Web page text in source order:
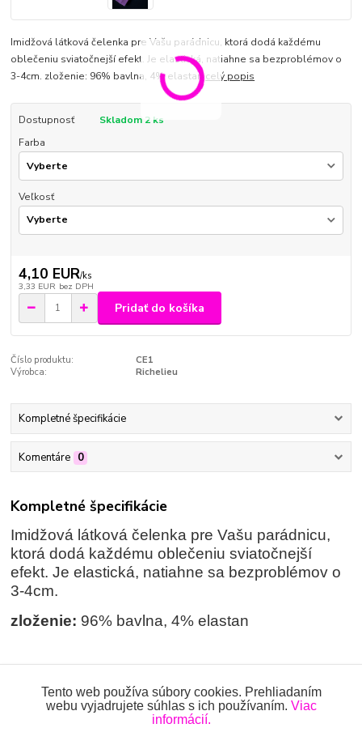
Imidžová látková čelenka pre Vašu parádnicu, ktorá dodá každému
oblečeniu sviatočnejší efekt. Je elastická, natiahne sa bezproblémov o
3-4cm. zloženie: 96% bavlna, 4% elastancelý popis
Dostupnosť
Skladom 2 ks
Farba
Veľkosť
4,10 EUR/ks
3,33 EUR bez DPH
Pridať do košíka
Číslo produktu:
CE1
Výrobca:
Richelieu
Kompletné špecifikácie
Komentáre 0
Kompletné špecifikácie
Imidžová látková čelenka pre Vašu parádnicu,
ktorá dodá každému oblečeniu sviatočnejší
efekt. Je elastická, natiahne sa bezproblémov o
3-4cm.
zloženie: 96% bavlna, 4% elastan
Tovar zaradený v kategóriách
Tento web používa súbory cookies. Prehliadaním
webu vyjadrujete súhlas s ich používaním. Viac
informácií.